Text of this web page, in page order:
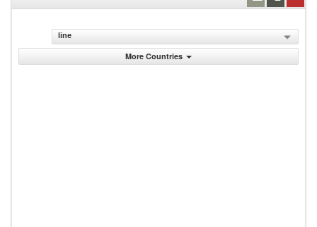
line
More Countries